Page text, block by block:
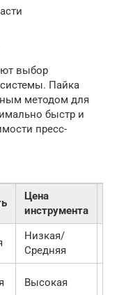
выбор
Пайка
методом для
быстр и
пресс-
Цена
инструмента
Низкая/
Средняя
Высокая